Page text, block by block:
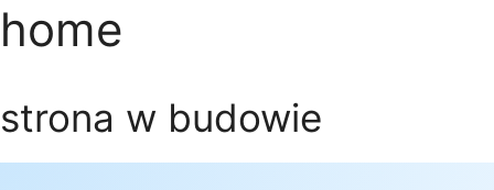
home
strona w budowie